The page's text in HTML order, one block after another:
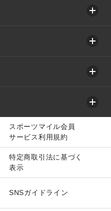
スポーツマイル会員
サービス利用規約
特定商取引法に基づく
表示
SNSガイドライン